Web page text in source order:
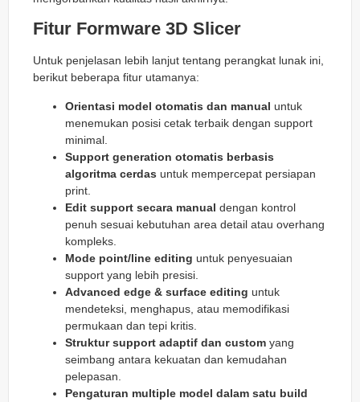
Fitur Formware 3D Slicer
Untuk penjelasan lebih lanjut tentang perangkat lunak ini,
berikut beberapa fitur utamanya:
Orientasi model otomatis dan manual untuk
menemukan posisi cetak terbaik dengan support
minimal.
Support generation otomatis berbasis
algoritma cerdas untuk mempercepat persiapan
print.
Edit support secara manual dengan kontrol
penuh sesuai kebutuhan area detail atau overhang
kompleks.
Mode point/line editing untuk penyesuaian
support yang lebih presisi.
Advanced edge & surface editing untuk
mendeteksi, menghapus, atau memodifikasi
permukaan dan tepi kritis.
Struktur support adaptif dan custom yang
seimbang antara kekuatan dan kemudahan
pelepasan.
Pengaturan multiple model dalam satu build